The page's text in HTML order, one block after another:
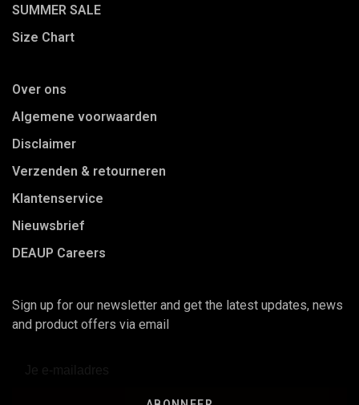
SUMMER SALE
Size Chart
Over ons
Algemene voorwaarden
Disclaimer
Verzenden & retourneren
Klantenservice
Nieuwsbrief
DEAUP Careers
Sign up for our newsletter and get the latest updates, news
and product offers via email